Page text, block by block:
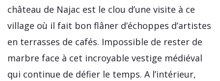
château de Najac est le clou d’une visite à ce
village où il fait bon flâner d’échoppes d’artistes
en terrasses de cafés. Impossible de rester de
marbre face à cet incroyable vestige médiéval
qui continue de défier le temps. A l’intérieur,